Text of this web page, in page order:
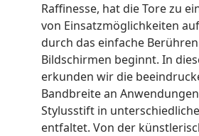
Raffinesse, hat die Tore zu
von Einsatzmöglichkeiten
durch das einfache
Bildschirmen beginnt. In
erkunden wir die
Bandbreite an
Stylusstift in
entfaltet. Von der